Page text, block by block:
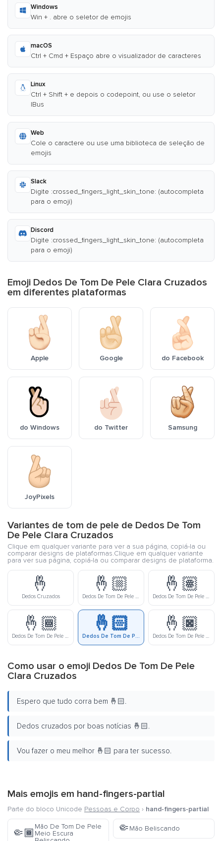
Windows
Win + . abre o seletor de emojis
macOS
Ctrl + Cmd + Espaço abre o visualizador de caracteres
Linux
Ctrl + Shift + e depois o codepoint, ou use o seletor
IBus
Web
Cole o caractere ou use uma biblioteca de seleção de
emojis
Slack
Digite :crossed_fingers_light_skin_tone: (autocompleta
para o emoji)
Discord
Digite :crossed_fingers_light_skin_tone: (autocompleta
para o emoji)
Emoji Dedos De Tom De Pele Clara Cruzados
em diferentes plataformas
Apple Google do Facebook
do Windows do Twitter Samsung
JoyPixels
Variantes de tom de pele de Dedos De Tom
De Pele Clara Cruzados
Clique em qualquer variante para ver a sua página, copiá-la ou
comparar designs de plataformas.Clique em qualquer variante
para ver sua página, copiá-la ou comparar designs de plataforma.
🤞
Dedos Cruzados
🤞🏼
Dedos De Tom De Pele Meio Clara Cruzados
🤞🏽
Dedos De Tom De Pele Médio Cruzados
🤞🏾
Dedos De Tom De Pele Meio Escura Cruzados
🤞🏻
Dedos De Tom De Pele Clara Cruzados
🤞🏿
Dedos De Tom De Pele Escura Cruzados
Como usar o emoji Dedos De Tom De Pele
Clara Cruzados
Espero que tudo corra bem 🤞🏻.
Dedos cruzados por boas notícias 🤞🏻.
Vou fazer o meu melhor 🤞🏻 para ter sucesso.
Mais emojis em hand-fingers-partial
Parte do bloco Unicode Pessoas e Corpo › hand-fingers-partial
🤏🏾
Mão De Tom De Pele
Meio Escura
🤏Mão Beliscando